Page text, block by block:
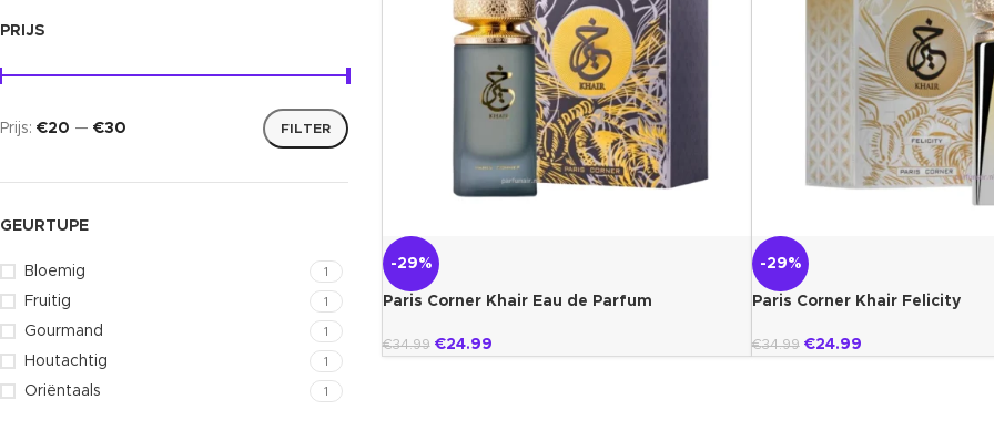
PRIJS
FILTER
Prijs: €20 — €30
GEURTUPE
Bloemig 1
Fruitig 1
Gourmand 1
Houtachtig 1
Oriëntaals 1
-29%
Paris Corner Khair Eau de Parfum
€34.99 €24.99
-29%
Paris Corner Khair Felicity
€34.99 €24.99